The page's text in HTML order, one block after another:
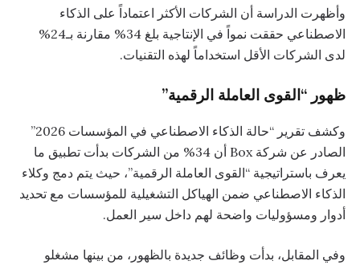
وأظهرت الدراسة أن الشركات الأكثر اعتماداً على الذكاء
الاصطناعي حققت نمواً في الإنتاجية بلغ 34% مقارنة بـ24%
لدى الشركات الأقل استخداماً لهذه التقنيات.
ظهور “القوى العاملة الرقمية”
وكشف تقرير “حالة الذكاء الاصطناعي في المؤسسات 2026”
الصادر عن شركة Box أن 34% من الشركات بدأت تطبيق ما
يعرف باستراتيجية “القوى العاملة الرقمية”، حيث يتم دمج وكلاء
الذكاء الاصطناعي ضمن الهياكل التشغيلية للمؤسسات مع تحديد
أدوار ومسؤوليات واضحة لهم داخل سير العمل.
وفي المقابل، بدأت وظائف جديدة بالظهور، من بينها مشغلو